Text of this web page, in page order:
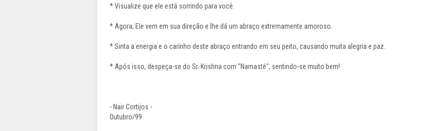
* Visualize que ele está sorrindo para você.
* Agora, Ele vem em sua direção e lhe dá um abraço extremamente amoroso.
* Sinta a energia e o carinho deste abraço entrando em seu peito, causando muita alegria e paz.
* Após isso, despeça-se do Sr. Krishna com "Namastê", sentindo-se muito bem!
- Nair Cortijos -
Outubro/99